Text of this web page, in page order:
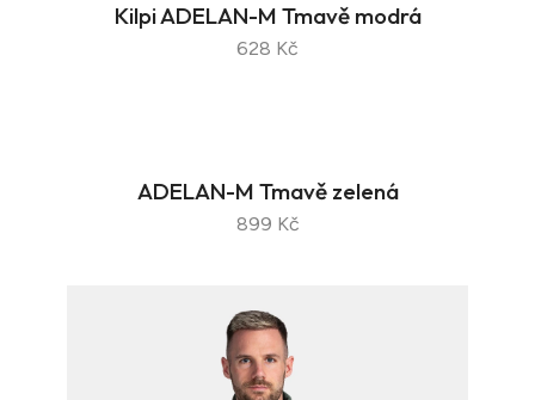
Kilpi ADELAN-M Tmavě modrá
628 Kč
ADELAN-M Tmavě zelená
899 Kč